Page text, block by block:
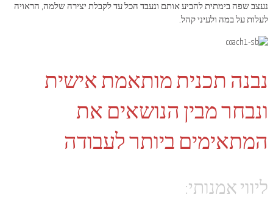
נעצב שפה בימתית להביע אותם ונעבד הכל עד לקבלת יצירה שלמה, הראויה
לעלות על במה ולעיני קהל.
נבנה תכנית מותאמת אישית
ונבחר מבין הנושאים את
המתאימים ביותר לעבודה
ליווי אמנותי: